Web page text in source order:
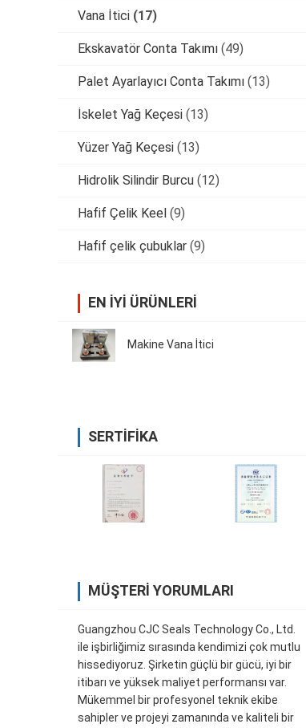
Vana İtici (17)
Ekskavatör Conta Takımı (49)
Palet Ayarlayıcı Conta Takımı (13)
İskelet Yağ Keçesi (13)
Yüzer Yağ Keçesi (13)
Hidrolik Silindir Burcu (12)
Hafif Çelik Keel (9)
Hafif çelik çubuklar (9)
EN IYI ÜRÜNLERI
Makine Vana İtici
SERTIFIKA
MÜŞTERI YORUMLARI
Guangzhou CJC Seals Technology Co., Ltd.
ile işbirliğimiz sırasında kendimizi çok mutlu
hissediyoruz. Şirketin güçlü bir gücü, iyi bir
itibarı ve yüksek maliyet performansı var.
Mükemmel bir profesyonel teknik ekibe
sahipler ve projeyi zamanında ve kaliteli bir